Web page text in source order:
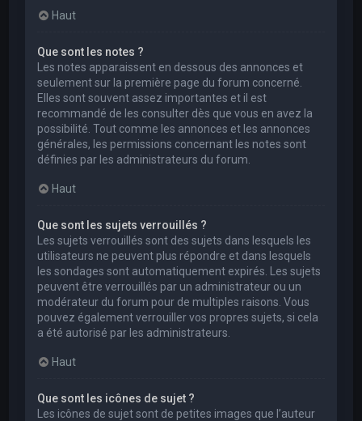
Haut
Que sont les notes ?
Les notes apparaissent en dessous des annonces et
seulement sur la première page du forum concerné.
Elles sont souvent assez importantes et il est
recommandé de les consulter dès que vous en avez la
possibilité. Tout comme les annonces et les annonces
générales, les permissions concernant les notes sont
définies par les administrateurs du forum.
Haut
Que sont les sujets verrouillés ?
Les sujets verrouillés sont des sujets dans lesquels les
utilisateurs ne peuvent plus répondre et dans lesquels
les sondages sont automatiquement expirés. Les sujets
peuvent être verrouillés par un administrateur ou un
modérateur du forum pour de multiples raisons. Vous
pouvez également verrouiller vos propres sujets, si cela
a été autorisé par les administrateurs.
Haut
Que sont les icônes de sujet ?
Les icônes de sujet sont de petites images que l’auteur